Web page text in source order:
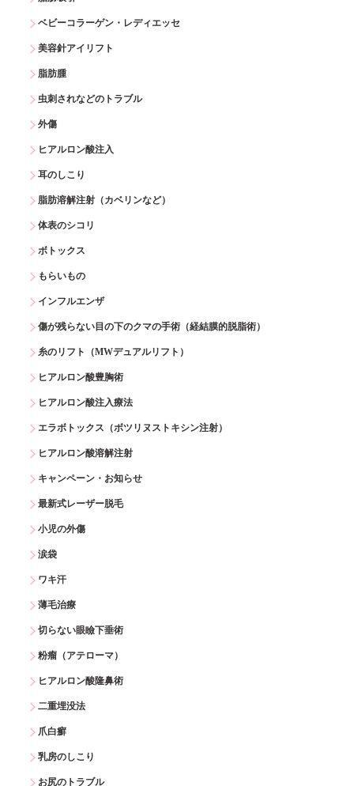
ベビーコラーゲン・レディエッセ
美容針アイリフト
脂肪腫
虫刺されなどのトラブル
外傷
ヒアルロン酸注入
耳のしこり
脂肪溶解注射（カベリンなど）
体表のシコリ
ボトックス
もらいもの
インフルエンザ
傷が残らない目の下のクマの手術（経結膜的脱脂術）
糸のリフト（MWデュアルリフト）
ヒアルロン酸豊胸術
ヒアルロン酸注入療法
エラボトックス（ボツリヌストキシン注射）
ヒアルロン酸溶解注射
キャンペーン・お知らせ
最新式レーザー脱毛
小児の外傷
涙袋
ワキ汗
薄毛治療
切らない眼瞼下垂術
粉瘤（アテローマ）
ヒアルロン酸隆鼻術
二重埋没法
爪白癬
乳房のしこり
お尻のトラブル